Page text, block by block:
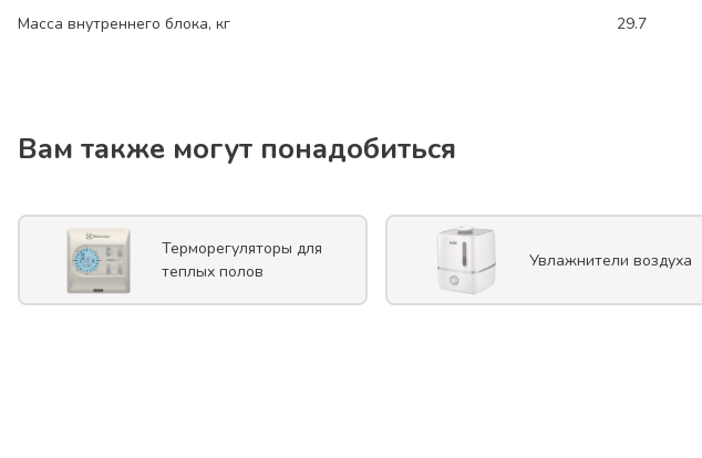
Масса внутреннего блока, кг 29.7
Вам также могут понадобиться
Терморегуляторы для
теплых полов
Увлажнители воздуха